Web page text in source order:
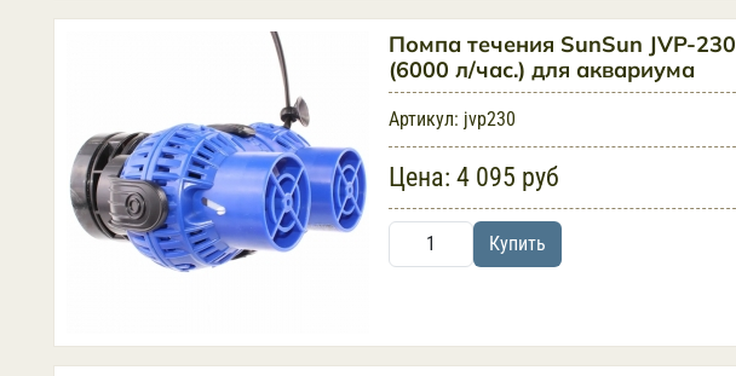
Помпа течения SunSun JVP-230
(6000 л/час.) для аквариума
Артикул: jvp230
Цена: 4 095 руб
Купить